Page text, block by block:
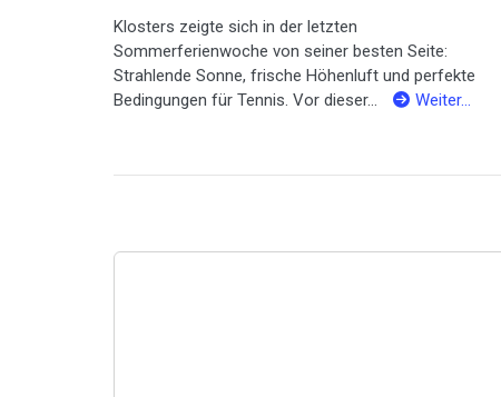
Klosters zeigte sich in der letzten
Sommerferienwoche von seiner besten Seite:
Strahlende Sonne, frische Höhenluft und perfekte
Bedingungen für Tennis. Vor dieser...
Weiter…